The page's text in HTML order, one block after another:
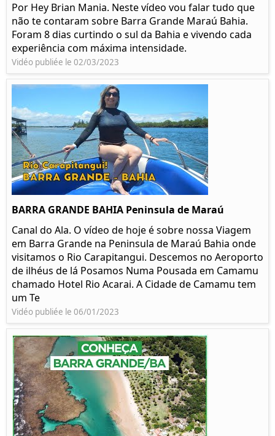
Por Hey Brian Mania. Neste vídeo vou falar tudo que
não te contaram sobre Barra Grande Maraú Bahia.
Foram 8 dias curtindo o sul da Bahia e vivendo cada
experiência com máxima intensidade.
Vidéo publiée le 02/03/2023
BARRA GRANDE BAHIA Peninsula de Maraú
Canal do Ala. O vídeo de hoje é sobre nossa Viagem
em Barra Grande na Peninsula de Maraú Bahia onde
visitamos o Rio Carapitangui. Descemos no Aeroporto
de ilhéus de lá Posamos Numa Pousada em Camamu
chamado Hotel Rio Acarai. A Cidade de Camamu tem
um Te
Vidéo publiée le 06/01/2023